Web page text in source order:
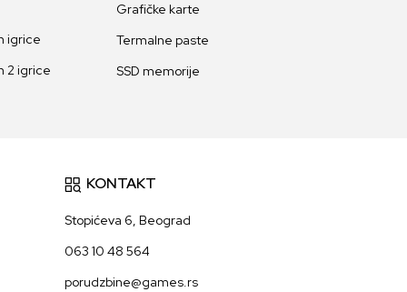
igrice
2 igrice
Grafičke karte
Termalne paste
SSD memorije
KONTAKT
Stopićeva 6, Beograd
063 10 48 564
porudzbine@games.rs